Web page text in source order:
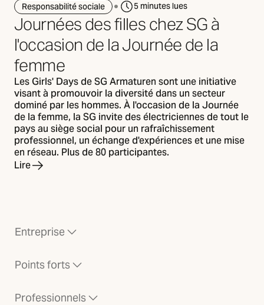
Responsabilité sociale 5 minutes lues
Journées des filles chez SG à
l'occasion de la Journée de la
femme
Les Girls' Days de SG Armaturen sont une initiative
visant à promouvoir la diversité dans un secteur
dominé par les hommes. À l'occasion de la Journée
de la femme, la SG invite des électriciennes de tout le
pays au siège social pour un rafraîchissement
professionnel, un échange d'expériences et une mise
en réseau. Plus de 80 participantes.
Lire
Entreprise
Points forts
Professionnels